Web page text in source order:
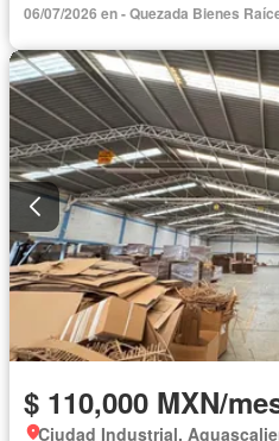
06/07/2026 en - Quezada Bienes
$ 110,000 MXN/
Ciudad Industrial,